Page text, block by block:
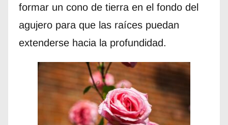
formar un cono de tierra en el fondo del
agujero para que las raíces puedan
extenderse hacia la profundidad.